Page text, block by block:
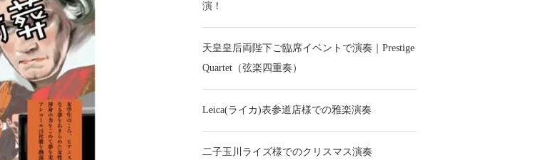
演！
天皇皇后両陛下ご臨席イベントで演奏｜Prestige
Quartet（弦楽四重奏）
Leica(ライカ)表参道店様での雅楽演奏
二子玉川ライズ様でのクリスマス演奏